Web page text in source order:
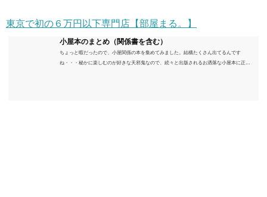
東京で初の６万円以下専門店【部屋まる。】
小屋本のまとめ（関係書を含む）
ちょっと暇だったので、小屋関係の本を集めてみました。結構たくさん出てるんです
ね・・・秘かに楽しむのが好きな天邪鬼なので、続々と出版されるお洒落な小屋本に正直